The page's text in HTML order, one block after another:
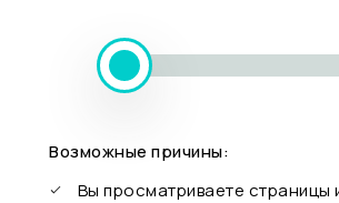
Возможные причины:
Вы просматриваете страницы